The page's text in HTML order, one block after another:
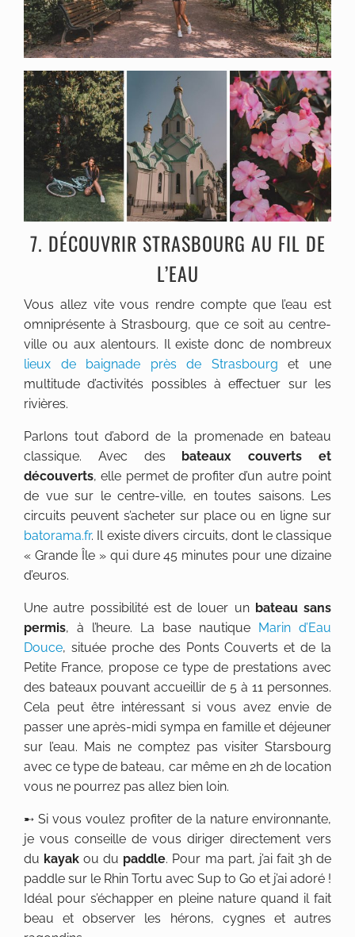
7. DÉCOUVRIR STRASBOURG AU FIL DE
L’EAU
Vous allez vite vous rendre compte que l’eau est
omniprésente à Strasbourg, que ce soit au centre-
ville ou aux alentours. Il existe donc de nombreux
lieux de baignade près de Strasbourg et une
multitude d’activités possibles à effectuer sur les
rivières.
Parlons tout d’abord de la promenade en bateau
classique. Avec des bateaux couverts et
découverts, elle permet de profiter d’un autre point
de vue sur le centre-ville, en toutes saisons. Les
circuits peuvent s’acheter sur place ou en ligne sur
batorama.fr. Il existe divers circuits, dont le classique
« Grande Île » qui dure 45 minutes pour une dizaine
d’euros.
Une autre possibilité est de louer un bateau sans
permis, à l’heure. La base nautique Marin d’Eau
Douce, située proche des Ponts Couverts et de la
Petite France, propose ce type de prestations avec
des bateaux pouvant accueillir de 5 à 11 personnes.
Cela peut être intéressant si vous avez envie de
passer une après-midi sympa en famille et déjeuner
sur l’eau. Mais ne comptez pas visiter Starsbourg
avec ce type de bateau, car même en 2h de location
vous ne pourrez pas allez bien loin.
➸ Si vous voulez profiter de la nature environnante,
je vous conseille de vous diriger directement vers
du kayak ou du paddle. Pour ma part, j’ai fait 3h de
paddle sur le Rhin Tortu avec Sup to Go et j’ai adoré !
Idéal pour s’échapper en pleine nature quand il fait
beau et observer les hérons, cygnes et autres